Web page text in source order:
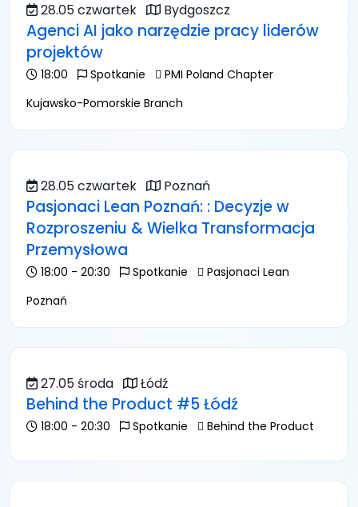
28.05 czwartek Bydgoszcz
Agenci AI jako narzędzie pracy liderów
projektów
18:00 Spotkanie
PMI Poland Chapter
Kujawsko-Pomorskie Branch
28.05 czwartek Poznań
Pasjonaci Lean Poznań: : Decyzje w
Rozproszeniu & Wielka Transformacja
Przemysłowa
18:00 - 20:30 Spotkanie
Pasjonaci Lean
Poznań
27.05 środa Łódź
Behind the Product #5 Łódź
18:00 - 20:30 Spotkanie Behind the Product